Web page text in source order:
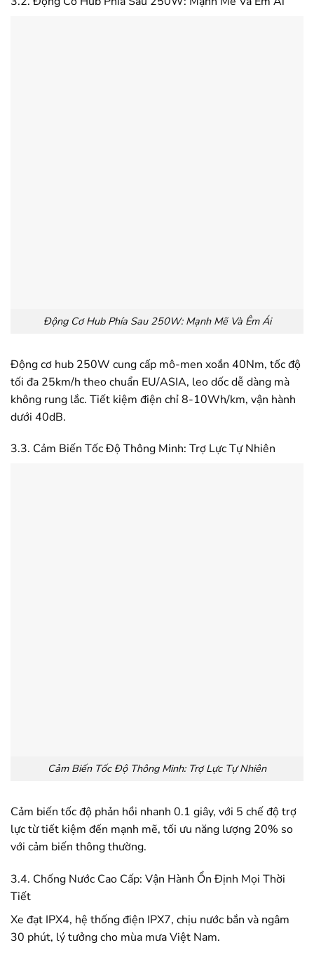
Động Cơ Hub Phía Sau 250W: Mạnh Mẽ Và Êm Ái
Động cơ hub 250W cung cấp mô-men xoắn 40Nm, tốc độ
tối đa 25km/h theo chuẩn EU/ASIA, leo dốc dễ dàng mà
không rung lắc. Tiết kiệm điện chỉ 8-10Wh/km, vận hành
dưới 40dB.
3.3. Cảm Biến Tốc Độ Thông Minh: Trợ Lực Tự Nhiên
Cảm Biến Tốc Độ Thông Minh: Trợ Lực Tự Nhiên
Cảm biến tốc độ phản hồi nhanh 0.1 giây, với 5 chế độ trợ
lực từ tiết kiệm đến mạnh mẽ, tối ưu năng lượng 20% so
với cảm biến thông thường.
3.4. Chống Nước Cao Cấp: Vận Hành Ổn Định Mọi Thời
Tiết
Xe đạt IPX4, hệ thống điện IPX7, chịu nước bắn và ngâm
30 phút, lý tưởng cho mùa mưa Việt Nam.